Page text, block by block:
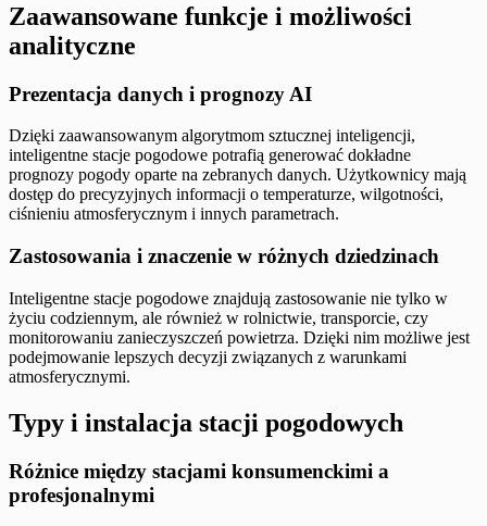
Zaawansowane funkcje i możliwości
analityczne
Prezentacja danych i prognozy AI
Dzięki zaawansowanym algorytmom sztucznej inteligencji,
inteligentne stacje pogodowe potrafią generować dokładne
prognozy pogody oparte na zebranych danych. Użytkownicy mają
dostęp do precyzyjnych informacji o temperaturze, wilgotności,
ciśnieniu atmosferycznym i innych parametrach.
Zastosowania i znaczenie w różnych dziedzinach
Inteligentne stacje pogodowe znajdują zastosowanie nie tylko w
życiu codziennym, ale również w rolnictwie, transporcie, czy
monitorowaniu zanieczyszczeń powietrza. Dzięki nim możliwe jest
podejmowanie lepszych decyzji związanych z warunkami
atmosferycznymi.
Typy i instalacja stacji pogodowych
Różnice między stacjami konsumenckimi a
profesjonalnymi